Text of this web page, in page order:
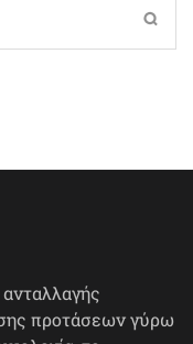
προτάσεων γύρω